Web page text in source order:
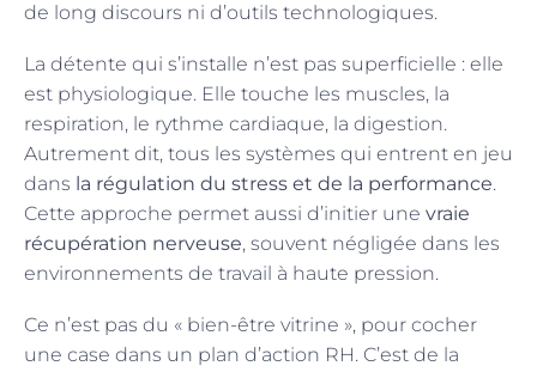
de long discours ni d’outils technologiques.
La détente qui s’installe n’est pas superficielle : elle
est physiologique. Elle touche les muscles, la
respiration, le rythme cardiaque, la digestion.
Autrement dit, tous les systèmes qui entrent en jeu
dans la régulation du stress et de la performance.
Cette approche permet aussi d’initier une vraie
récupération nerveuse, souvent négligée dans les
environnements de travail à haute pression.
Ce n’est pas du « bien-être vitrine », pour cocher
une case dans un plan d’action RH. C’est de la